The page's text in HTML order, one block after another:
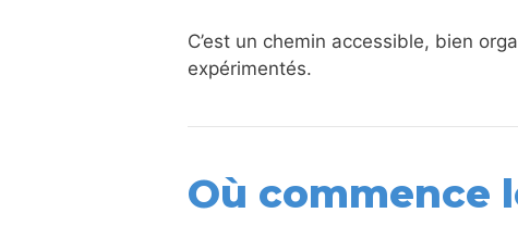
C’est un chemin accessible, bien
expérimentés.
Où commence